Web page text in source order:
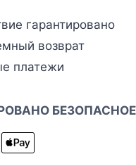
гарантировано
возврат
платежи